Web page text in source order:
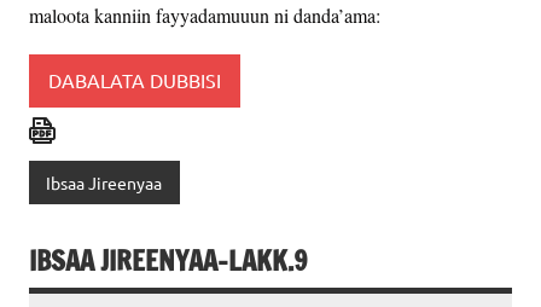
maloota kanniin fayyadamuuun ni danda’ama:
DABALATA DUBBISI
Ibsaa Jireenyaa
IBSAA JIREENYAA-LAKK.9